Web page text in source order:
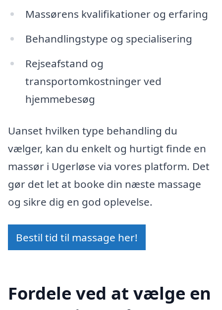
Massørens kvalifikationer og erfaring
Behandlingstype og specialisering
Rejseafstand og
transportomkostninger ved
hjemmebesøg
Uanset hvilken type behandling du
vælger, kan du enkelt og hurtigt finde en
massør i Ugerløse via vores platform. Det
gør det let at booke din næste massage
og sikre dig en god oplevelse.
Bestil tid til massage her!
Fordele ved at vælge en